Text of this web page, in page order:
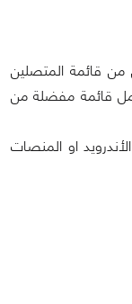
من قائمة المتصلين
قائمة مفضلة من
او المنصات